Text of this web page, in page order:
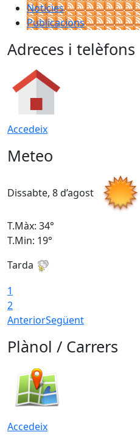
Notícies
Publicacions
Adreces i telèfons
Accedeix
Meteo
Dissabte, 8 d’agost
T.Màx: 34°
T.Min: 19°
Tarda
1
2
AnteriorSegüent
Plànol / Carrers
Accedeix